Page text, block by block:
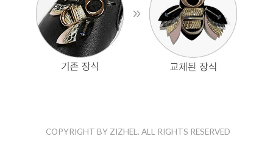
COPYRIGHT BY ZIZHEL. ALL RIGHTS RESERVED